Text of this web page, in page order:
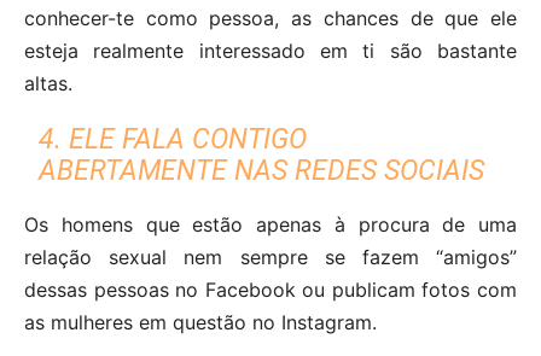
conhecer-te como pessoa, as chances de que ele
esteja realmente interessado em ti são bastante
altas.
4. ELE FALA CONTIGO
ABERTAMENTE NAS REDES SOCIAIS
Os homens que estão apenas à procura de uma
relação sexual nem sempre se fazem “amigos”
dessas pessoas no Facebook ou publicam fotos com
as mulheres em questão no Instagram.